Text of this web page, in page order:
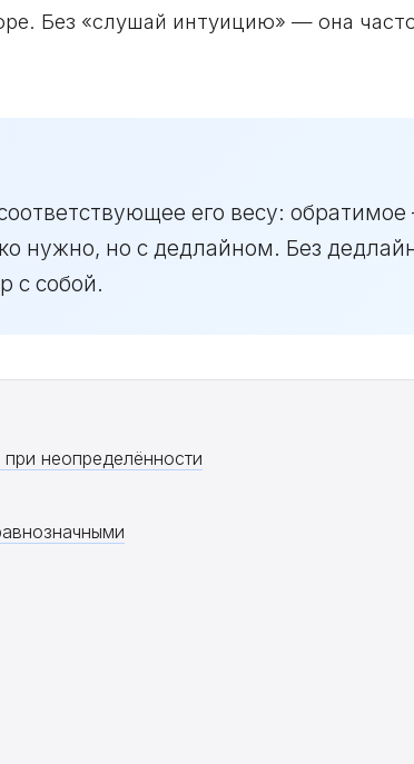
Без «слушай интуицию» — она
его весу:
нужно, но с дедлайном. Без
с собой.
неопределённости